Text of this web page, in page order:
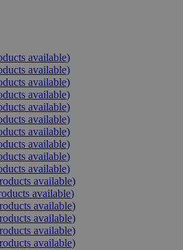
available)
available)
available)
available)
available)
available)
available)
available)
available)
available)
available)
available)
available)
available)
available)
available)